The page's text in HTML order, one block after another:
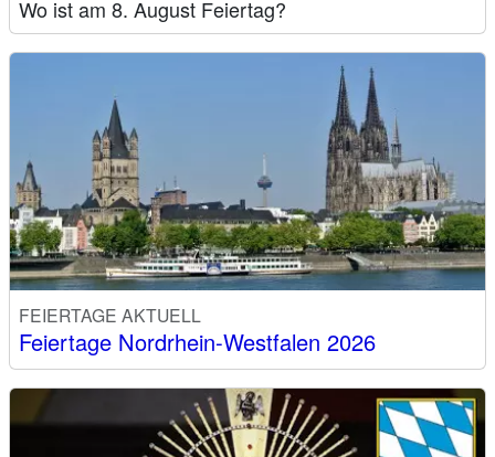
Wo ist am 8. August Feiertag?
FEIERTAGE AKTUELL
Feiertage Nordrhein-Westfalen 2026